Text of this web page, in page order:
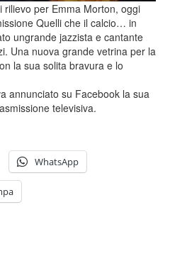
rilievo per Emma Morton, oggi
Quelli che il calcio… in
ungrande jazzista e cantante
Una nuova grande vetrina per la
la sua solita bravura e lo
annunciato su Facebook la sua
televisiva.
WhatsApp